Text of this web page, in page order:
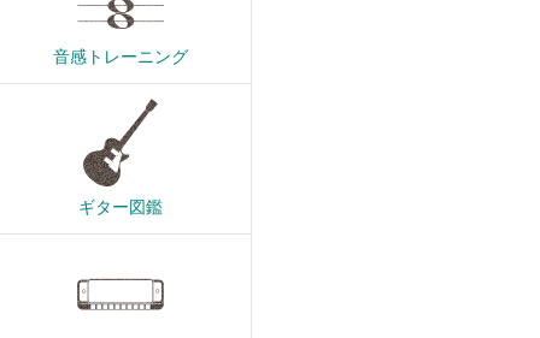
音感トレーニング
ギター図鑑